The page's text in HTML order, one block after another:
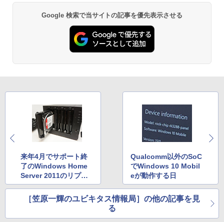
第8世代 | Core i5 8500 3.0(〜最大4.1)G
Hz | MEM:16GB | SSD:512GB(新品) | D
VDマルチ | 無線LAN:なし | Win11Pro64
bit
中古 デスクトップパソコン Office付き
第10世代 フルHD 安心サポート 仕事用
液晶セット Windows11 Pro EPSON En
deavor AT997/E Core i5 16GB 22インチ
中古 パソコン デスクトップパソコン
￥45,999
【正規永久版Office付き】ミニpc 【Intel
N5095 LPDDR4X 16GB 256GB SSD】m
ini pc Windows11 Pro 超軽量 4コア/4ス
レッド 2.9GHz ミニパソコン 静音 M.2 2
カー内蔵 中古ディスプレイ
￥6,600
￥7,480
モニター 15.6 インチ フルHD モニター
デュアルディスプレイ ポータブル モバイ
ルディスプレイ 高画質 液晶 IPSパネル
セカンド サブモニター 薄型 軽量 家庭用
テレワーク スマートフォン
￥792
異世界居酒屋「のぶ」(22) 【電子書籍】[
施設基準パーフェクトブック 2026年度
版 [ 一般社団法人日本施設基準管理士協
会 ]
￥22,000
小学館 学習まんがシリーズ 学習まんが世
界の歴史21巻セット
Anker Soundcore Liberty 5 ミッドナイトブ
【2026年アップグレード版】AOKIMI ワイヤ
レスイヤホン bluetooth イヤホン V12 小型
軽量 ブルートゥースHi-Fi 最大36時間再生 ぶ
るーとゅーす コードレス ENCノイズキャン
付き 防水 タッチ式音量調整 スポーツ/通勤/通
学/WEB会議(ホワイト)
￥1,964
Xiaomi シャオミ REDMI Buds 8 Lite ワイヤ
レスイヤホン Bluetooth 5.4 ノイズキャンセ
￥250
On My Road (Stadium ver.)
On My Road (Stadium ver.)
￥250
BUGS LIFE
￥250
ウォーター ペットボトル 静岡県産 500ミリリ
ットル (Smart Basic)
￥1,380
by Amazon 炭酸水 ラベルレス 500ml ×24本
強炭酸水 ペットボトル 500ミリリットル (Sm
art Basic)
￥1,625
コカ・コーラ やかんの麦茶 from 爽健美茶 ラ
ベルレス 650mlPET×24本
￥832
ONE PIECE モノクロ版 115 (ジャンプコミッ
HUNTER×HUNTER モノクロ版 39 (ジャンプ
コミックスDIGITAL)
￥572
スーパーの裏でヤニ吸うふたり 9巻 (デジタル
版ビッグガンガンコミックス)
￥810
Google 検索で当サイトの記事を優先表示させる
来年4月でサポート終
了のWindows Home
Server 2011のリプレ
イス、どうしますか?
Qualcomm以外のSoC
でWindows 10 Mobil
eが動作する日
［笠原一輝のユビキタス情報局］の他の記事を見
る